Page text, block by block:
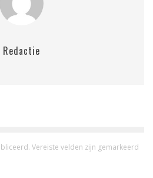
Redactie
Vereiste velden zijn gemarkeerd